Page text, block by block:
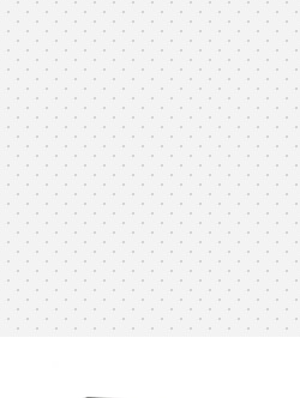
مهتابی و نچرال 4000K درجه حفاظت :
IP65 شارنوری : 7000 لومن زاویه تابش :
120 درجه ابعاد : 4.5 * 24 * 35
سانتیمتر ضمانت : 24 ماه